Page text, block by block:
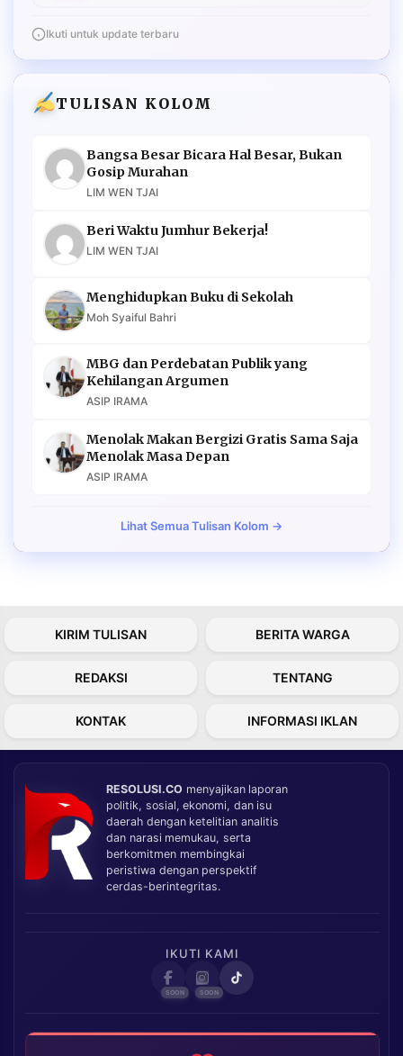
Ikuti untuk update terbaru
TULISAN KOLOM
Bangsa Besar Bicara Hal Besar, Bukan
Gosip Murahan
LIM WEN TJAI
Beri Waktu Jumhur Bekerja!
LIM WEN TJAI
Menghidupkan Buku di Sekolah
Moh Syaiful Bahri
MBG dan Perdebatan Publik yang
Kehilangan Argumen
ASIP IRAMA
Menolak Makan Bergizi Gratis Sama Saja
Menolak Masa Depan
ASIP IRAMA
Lihat Semua Tulisan Kolom →
KIRIM TULISAN BERITA WARGA
REDAKSI TENTANG
KONTAK INFORMASI IKLAN
RESOLUSI.CO menyajikan laporan
politik, sosial, ekonomi, dan isu
daerah dengan ketelitian analitis
dan narasi memukau, serta
berkomitmen membingkai
peristiwa dengan perspektif
cerdas-berintegritas.
IKUTI KAMI